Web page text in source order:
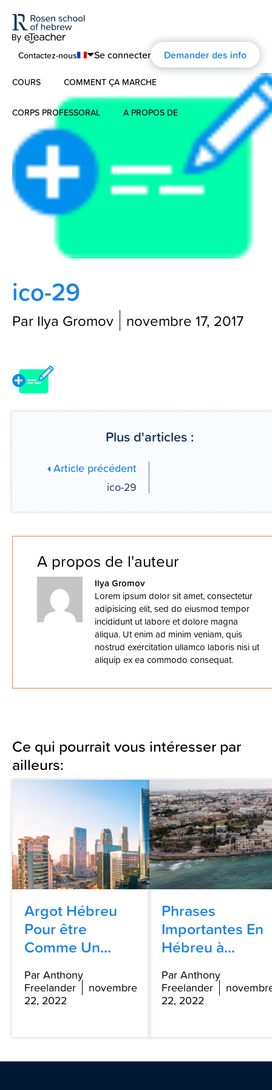
Contactez-nous
English
Português
Español
Deutsch
Русский
Se connecter Demander des info
COURS
Hébreu Moderne
L’hébreu pour les enfants
Hébreu Biblique
COMMENT ÇA MARCHE
CORPS PROFESSORAL A PROPOS DE
Commentaires
Certification
Blog
ico-29
Par Ilya Gromov novembre 17, 2017
Plus d'articles :
Article précédent
ico-29
A propos de l'auteur
Ilya Gromov
Lorem ipsum dolor sit amet, consectetur
adipisicing elit, sed do eiusmod tempor
incididunt ut labore et dolore magna
aliqua. Ut enim ad minim veniam, quis
nostrud exercitation ullamco laboris nisi ut
aliquip ex ea commodo consequat.
Ce qui pourrait vous intéresser par
ailleurs:
Argot Hébreu
Pour être
Comme Un...
Par Anthony
Freelander
novembre
22, 2022
Phrases
Importantes En
Hébreu à...
Par Anthony
Freelander
22, 2022